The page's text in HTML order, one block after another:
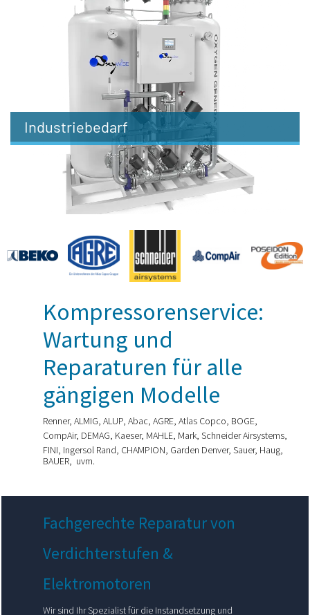
Industriebedarf
Kompressorenservice:
Wartung und
Reparaturen für alle
gängigen Modelle
Renner, ALMIG, ALUP, Abac, AGRE, Atlas Copco, BOGE,
CompAir, DEMAG, Kaeser, MAHLE, Mark, Schneider Airsystems,
FINI, Ingersol Rand, CHAMPION, Garden Denver, Sauer, Haug,
BAUER, uvm.
Fachgerechte Reparatur von
Verdichterstufen &
Elektromotoren
Wir sind Ihr Spezialist für die Instandsetzung und